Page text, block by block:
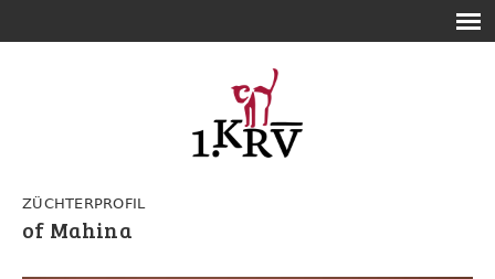
ZÜCHTERPROFIL
of Mahina